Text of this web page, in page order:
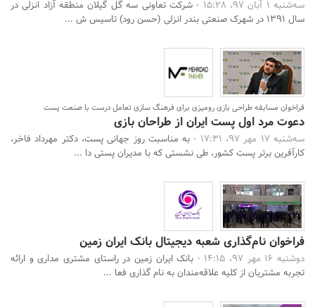
سه‌شنبه 1 آبان 97، 15:28 -
شرکت تعاونی سه گل گیلان منطقه آزاد انزلی در
سال 1391 در شهرک صنعتی بندر انزلی (حسن رود) تاسیس ش ...
فراخوان مسابقه طراحی بازی رومیزی برای فرهنگ سازی تعامل درست با صنعت پست
دعوت مرد اول پست ایران از طراحان بازی
سه‌شنبه 17 مهر 97، 17:31 -
به مناسبت روز جهانی پست، دکتر مهرداد فاخر،
کارآفرین برتر پست کشور، طی نشستی که با مدیران پستی دا ...
فراخوان نام‌گذاری شعبه دیجیتال بانک ایران زمین
دوشنبه 16 مهر 97، 14:15 -
بانک ایران زمین در راستای مشتری مداری و ارائه
تجربه مشتریان از کلیه علاقه‌مندان به نام گذاری فعا ...